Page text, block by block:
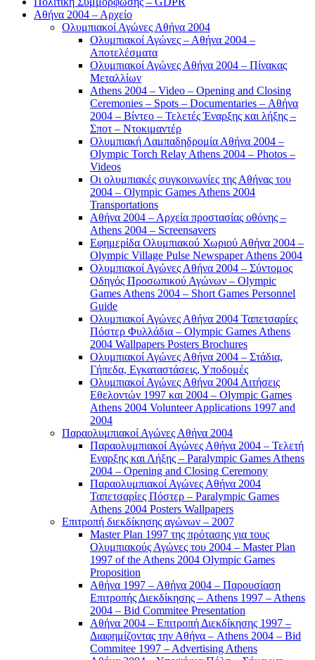
Αθήνα 2004 – Αρχείο
Ολυμπιακοί Αγώνες Αθήνα 2004
Ολυμπιακοί Αγώνες – Αθήνα 2004 –
Αποτελέσματα
Ολυμπιακοί Αγώνες Αθήνα 2004 – Πίνακας
Μεταλλίων
Athens 2004 – Video – Opening and Closing
Ceremonies – Spots – Documentaries – Αθήνα
2004 – Βίντεο – Τελετές Έναρξης και λήξης –
Σποτ – Ντοκιμαντέρ
Ολυμπιακή Λαμπαδηδρομία Αθήνα 2004 –
Olympic Torch Relay Athens 2004 – Photos –
Videos
Οι ολυμπιακές συγκοινωνίες της Αθήνας του
2004 – Olympic Games Athens 2004
Transportations
Αθήνα 2004 – Αρχεία προστασίας οθόνης –
Athens 2004 – Screensavers
Εφημερίδα Ολυμπιακού Χωριού Αθήνα 2004 –
Olympic Village Pulse Newspaper Athens 2004
Ολυμπιακοί Αγώνες Αθήνα 2004 – Σύντομος
Οδηγός Προσωπικού Αγώνων – Olympic
Games Athens 2004 – Short Games Personnel
Guide
Ολυμπιακοί Αγώνες Αθήνα 2004 Ταπετσαρίες
Πόστερ Φυλλάδια – Olympic Games Athens
2004 Wallpapers Posters Brochures
Ολυμπιακοί Αγώνες Αθήνα 2004 – Στάδια,
Γήπεδα, Εγκαταστάσεις, Υποδομές
Ολυμπιακοί Αγώνες Αθήνα 2004 Αιτήσεις
Εθελοντών 1997 και 2004 – Olympic Games
Athens 2004 Volunteer Applications 1997 and
2004
Παραολυμπιακοί Αγώνες Αθήνα 2004
Παραολυμπιακοί Αγώνες Αθήνα 2004 – Τελετή
Εναρξης και Λήξης – Paralympic Games Athens
2004 – Opening and Closing Ceremony
Παραολυμπιακοί Αγώνες Αθήνα 2004
Ταπετσαρίες Πόστερ – Paralympic Games
Athens 2004 Posters Wallpapers
Επιτροπή διεκδίκησης αγώνων – 2007
Master Plan 1997 της πρότασης για τους
Ολυμπιακούς Αγώνες του 2004 – Master Plan
1997 of the Athens 2004 Olympic Games
Proposition
Αθήνα 1997 – Αθήνα 2004 – Παρουσίαση
Επιτροπής Διεκδίκησης – Athens 1997 – Athens
2004 – Bid Commitee Presentation
Αθήνα 2004 – Επιτροπή Διεκδίκησης 1997 –
Διαφημίζοντας την Αθήνα – Athens 2004 – Bid
Commitee 1997 – Advertising Athens